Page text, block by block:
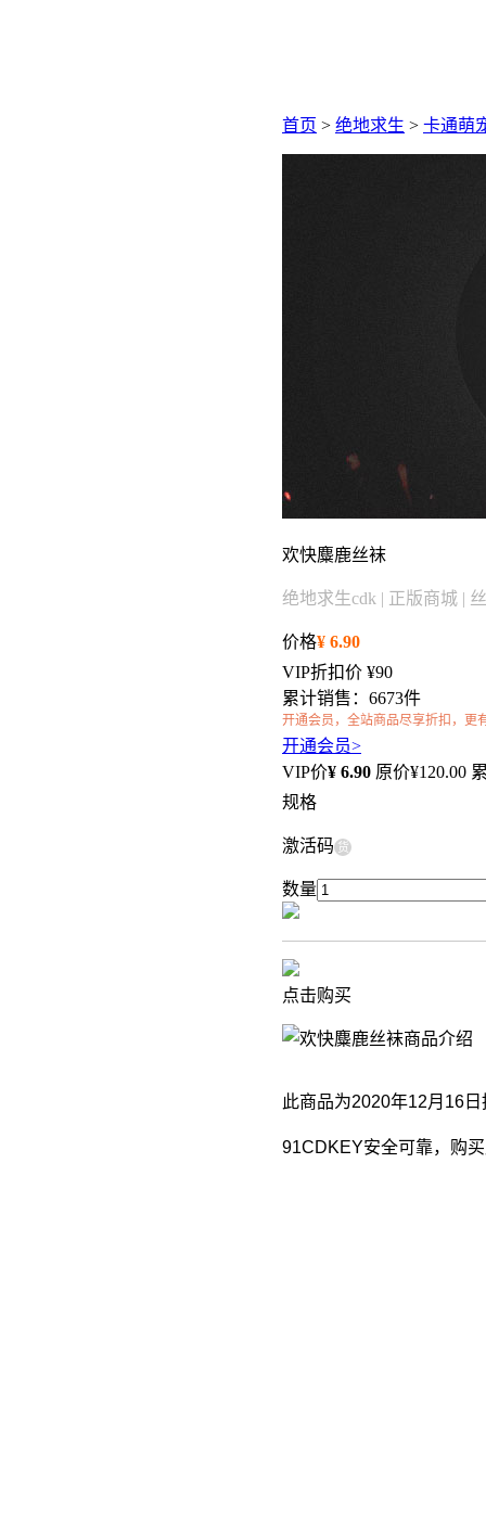
首页 > 绝地求生 > 卡通萌
欢快麋鹿丝袜
绝地求生cdk | 正版商城 |
价格¥ 6.90
VIP折扣价 ¥90
累计销售：6673件
开通会员，全站商品尽享折扣，更
开通会员>
VIP价¥ 6.90 原价¥120.00
规格
激活码 货
数量
点击购买
商品介绍
此商品为2020年12月16
91CDKEY安全可靠，购